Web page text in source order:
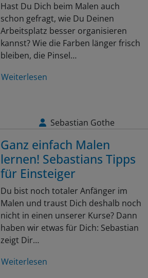
Hast Du Dich beim Malen auch
schon gefragt, wie Du Deinen
Arbeitsplatz besser organisieren
kannst? Wie die Farben länger frisch
bleiben, die Pinsel…
Weiterlesen
Sebastian Gothe
Ganz einfach Malen
lernen! Sebastians Tipps
für Einsteiger
Du bist noch totaler Anfänger im
Malen und traust Dich deshalb noch
nicht in einen unserer Kurse? Dann
haben wir etwas für Dich: Sebastian
zeigt Dir…
Weiterlesen